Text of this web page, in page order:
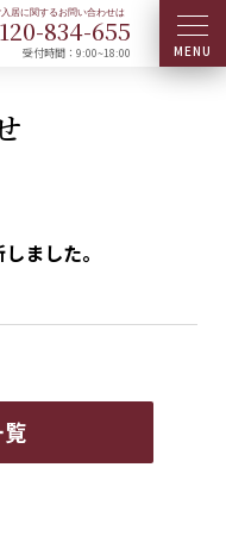
834-655
受付時間：9:00~18:00
ました。